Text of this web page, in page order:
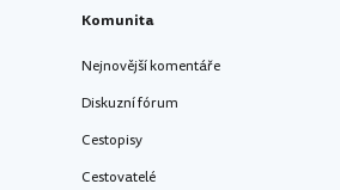
Komunita
Nejnovější komentáře
Diskuzní fórum
Cestopisy
Cestovatelé